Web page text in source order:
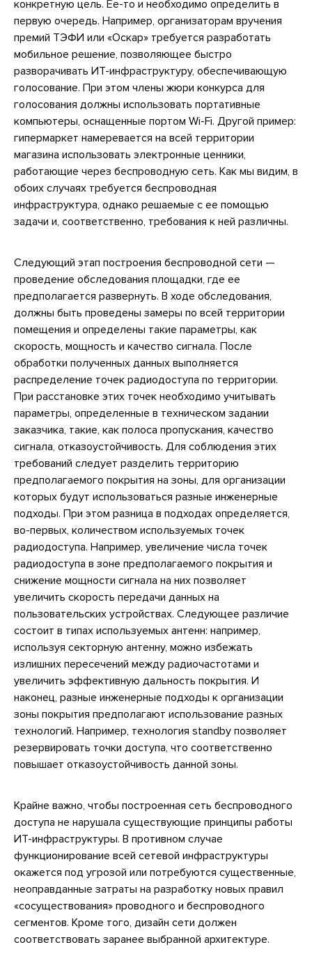
конкретную цель. Ее-то и необходимо определить в
первую очередь. Например, организаторам вручения
премий ТЭФИ или «Оскар» требуется разработать
мобильное решение, позволяющее быстро
разворачивать ИТ-инфраструктуру, обеспечивающую
голосование. При этом члены жюри конкурса для
голосования должны использовать портативные
компьютеры, оснащенные портом Wi-Fi. Другой пример:
гипермаркет намеревается на всей территории
магазина использовать электронные ценники,
работающие через беспроводную сеть. Как мы видим, в
обоих случаях требуется беспроводная
инфраструктура, однако решаемые с ее помощью
задачи и, соответственно, требования к ней различны.
Следующий этап построения беспроводной сети —
проведение обследования площадки, где ее
предполагается развернуть. В ходе обследования,
должны быть проведены замеры по всей территории
помещения и определены такие параметры, как
скорость, мощность и качество сигнала. После
обработки полученных данных выполняется
распределение точек радиодоступа по территории.
При расстановке этих точек необходимо учитывать
параметры, определенные в техническом задании
заказчика, такие, как полоса пропускания, качество
сигнала, отказоустойчивость. Для соблюдения этих
требований следует разделить территорию
предполагаемого покрытия на зоны, для организации
которых будут использоваться разные инженерные
подходы. При этом разница в подходах определяется,
во-первых, количеством используемых точек
радиодоступа. Например, увеличение числа точек
радиодоступа в зоне предполагаемого покрытия и
снижение мощности сигнала на них позволяет
увеличить скорость передачи данных на
пользовательских устройствах. Следующее различие
состоит в типах используемых антенн: например,
используя секторную антенну, можно избежать
излишних пересечений между радиочастотами и
увеличить эффективную дальность покрытия. И
наконец, разные инженерные подходы к организации
зоны покрытия предполагают использование разных
технологий. Например, технология standby позволяет
резервировать точки доступа, что соответственно
повышает отказоустойчивость данной зоны.
Крайне важно, чтобы построенная сеть беспроводного
доступа не нарушала существующие принципы работы
ИТ-инфраструктуры. В противном случае
функционирование всей сетевой инфраструктуры
окажется под угрозой или потребуются существенные,
неоправданные затраты на разработку новых правил
«сосуществования» проводного и беспроводного
сегментов. Кроме того, дизайн сети должен
соответствовать заранее выбранной архитектуре.